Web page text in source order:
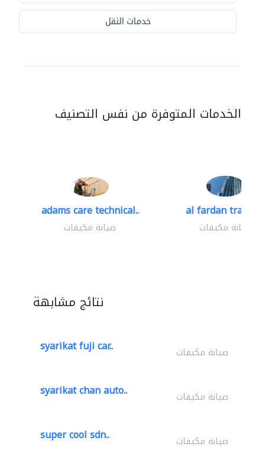
خدمات النقل
الخدمات المتوفرة من نفس التصنيف
adams care technical..
صيانة مكيفات
al fardan trading..
صيانة مكيفات
نتائج مشابهة
syarikat fuji car.. صيانة مكيفات
syarikat chan auto.. صيانة مكيفات
super cool sdn.. صيانة مكيفات